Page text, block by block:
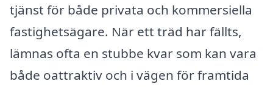
tjänst för både privata och kommersiella
fastighetsägare. När ett träd har fällts,
lämnas ofta en stubbe kvar som kan vara
både oattraktiv och i vägen för framtida